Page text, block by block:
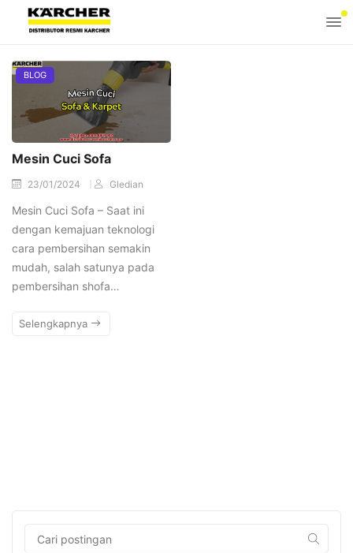
BLOG
Mesin Cuci Sofa
23/01/2024 Gledian
Mesin Cuci Sofa – Saat ini
dengan kemajuan teknologi
cara pembersihan semakin
mudah, salah satunya pada
pembersihan shofa…
Selengkapnya